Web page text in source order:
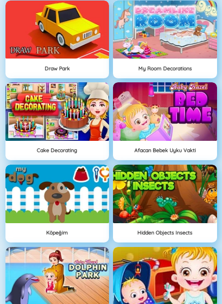
Draw Park My Room Decorations
Cake Decorating Afacan Bebek Uyku Vakti
Köpeğim Hidden Objects Insects